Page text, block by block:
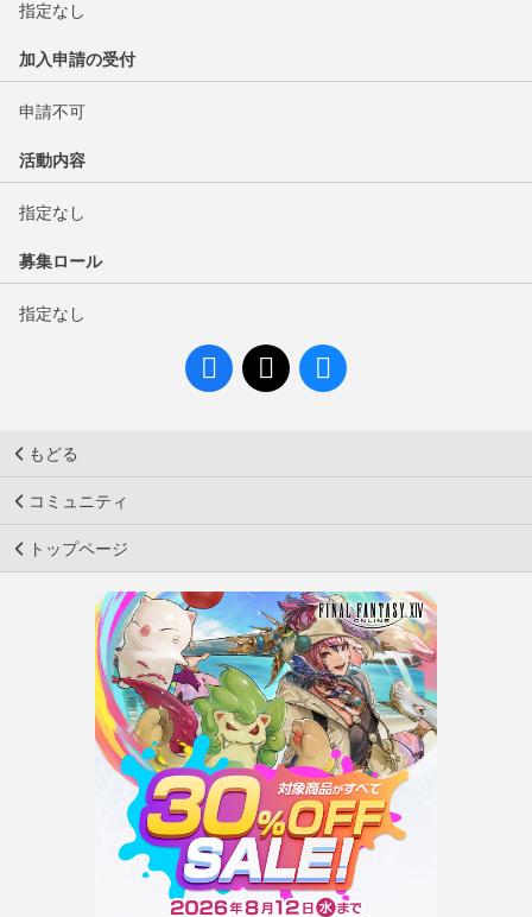
指定なし
加入申請の受付
申請不可
活動内容
指定なし
募集ロール
指定なし
もどる
コミュニティ
トップページ